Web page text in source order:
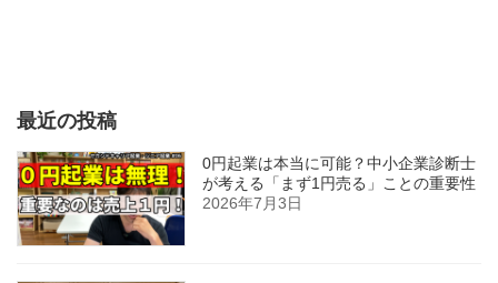
最近の投稿
0円起業は本当に可能？中小企業診断士
が考える「まず1円売る」ことの重要性
2026年7月3日